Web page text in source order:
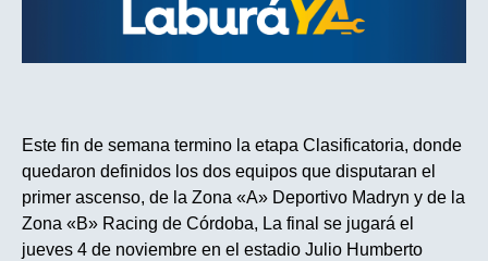
Este fin de semana termino la etapa Clasificatoria, donde
quedaron definidos los dos equipos que disputaran el
primer ascenso, de la Zona «A» Deportivo Madryn y de la
Zona «B» Racing de Córdoba, La final se jugará el
jueves 4 de noviembre en el estadio Julio Humberto